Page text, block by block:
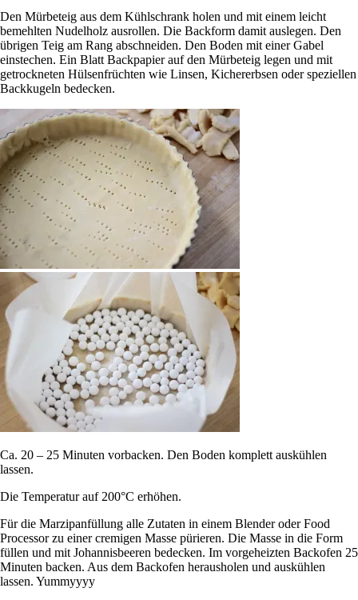
Den Mürbeteig aus dem Kühlschrank holen und mit einem leicht
bemehlten Nudelholz ausrollen. Die Backform damit auslegen. Den
übrigen Teig am Rang abschneiden. Den Boden mit einer Gabel
einstechen. Ein Blatt Backpapier auf den Mürbeteig legen und mit
getrockneten Hülsenfrüchten wie Linsen, Kichererbsen oder speziellen
Backkugeln bedecken.
Ca. 20 – 25 Minuten vorbacken. Den Boden komplett auskühlen
lassen.
Die Temperatur auf 200°C erhöhen.
Für die Marzipanfüllung alle Zutaten in einem Blender oder Food
Processor zu einer cremigen Masse pürieren. Die Masse in die Form
füllen und mit Johannisbeeren bedecken. Im vorgeheizten Backofen 25
Minuten backen. Aus dem Backofen herausholen und auskühlen
lassen. Yummyyyy